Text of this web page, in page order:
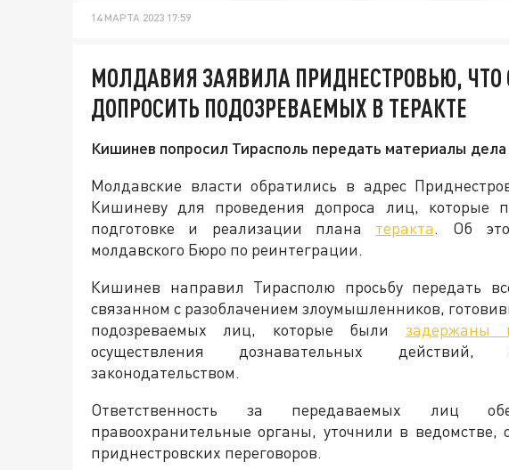
14 МАРТА 2023 17:59
МОЛДАВИЯ ЗАЯВИЛА ПРИДНЕСТРОВЬЮ, ЧТО
ДОПРОСИТЬ ПОДОЗРЕВАЕМЫХ В ТЕРАКТЕ
Кишинев попросил Тирасполь передать материалы
Молдавские власти обратились в адрес
Кишиневу для проведения допроса лиц, которые
подготовке и реализации плана теракта. Об
молдавского Бюро по реинтеграции.
Кишинев направил Тирасполю просьбу передать
связанном с разоблачением злоумышленников,
подозреваемых лиц, которые были задержаны
осуществления дознавательных действий,
законодательством.
Ответственность за передаваемых лиц
правоохранительные органы, уточнили в
приднестровских переговоров.